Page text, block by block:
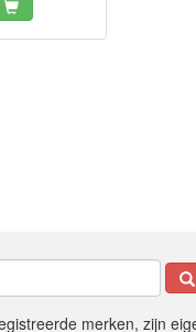
merken, zijn